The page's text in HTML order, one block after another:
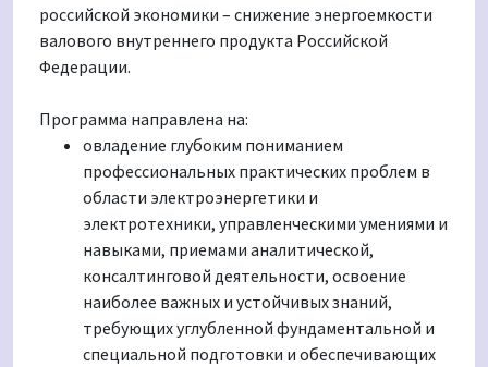
российской экономики – снижение энергоемкости
валового внутреннего продукта Российской
Федерации.
Программа направлена на:
овладение глубоким пониманием
профессиональных практических проблем в
области электроэнергетики и
электротехники, управленческими умениями и
навыками, приемами аналитической,
консалтинговой деятельности, освоение
наиболее важных и устойчивых знаний,
требующих углубленной фундаментальной и
специальной подготовки и обеспечивающих